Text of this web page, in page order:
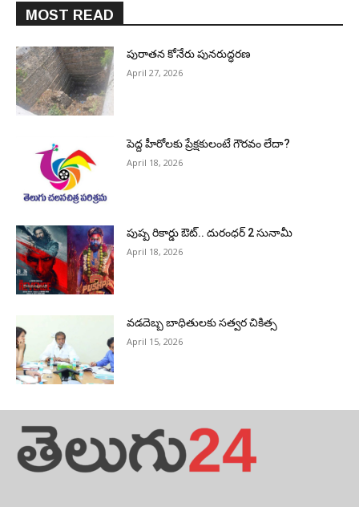
MOST READ
పురాత‌న కోనేరు పున‌రుద్ధ‌ర‌ణ
April 27, 2026
పెద్ద హీరోల‌కు ప్రేక్ష‌కులంటే గౌర‌వం లేదా?
April 18, 2026
పుష్ప రికార్డు ఔట్‌.. దురంధ‌ర్ 2 సునామీ
April 18, 2026
వడదెబ్బ బాధితులకు సత్వర చికిత్స
April 15, 2026